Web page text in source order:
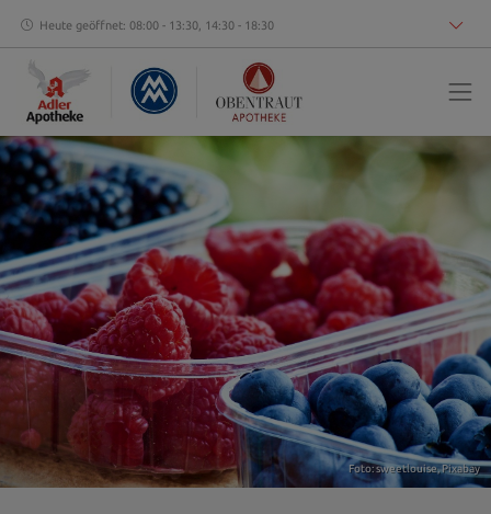
Heute geöffnet: 08:00 - 13:30, 14:30 - 18:30
Foto: sweetlouise,Pixabay